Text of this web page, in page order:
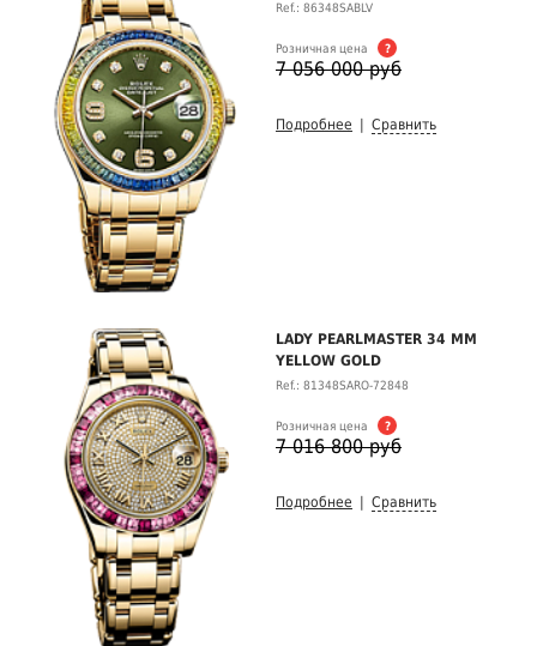
Ref.: 86348SABLV
Розничная цена ?
7 056 000 руб
Подробнее Сравнить
LADY PEARLMASTER 34 MM
YELLOW GOLD
Ref.: 81348SARO-72848
Розничная цена ?
7 016 800 руб
Подробнее Сравнить